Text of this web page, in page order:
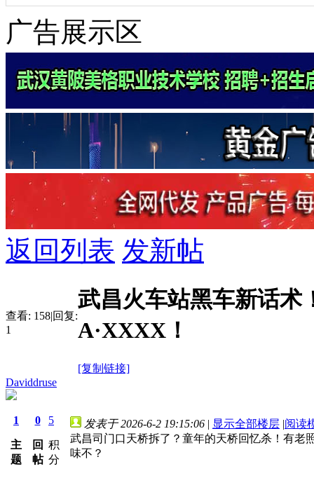
广告展示区
返回列表 发新帖
查看: 158|回复:
1
武昌火车站黑车新话术
A·XXXX！
[复制链接]
Daviddruse
1
主
题
0
回
帖
5
积
分
发表于 2026-6-2 19:15:06 | 显示全部楼层 |阅读
武昌司门口天桥拆了？童年的天桥回忆杀！有老
味不？